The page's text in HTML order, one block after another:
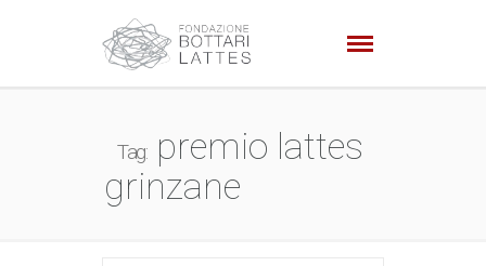
Tag:premio lattes
grinzane